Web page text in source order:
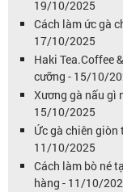
19/10/2025
Cách làm ức gà
17/10/2025
Haki Tea.Coffee
cưỡng - 15/10/
Xương gà nấu gì
15/10/2025
Ức gà chiên
11/10/2025
Cách làm bò né
hàng - 11/10/